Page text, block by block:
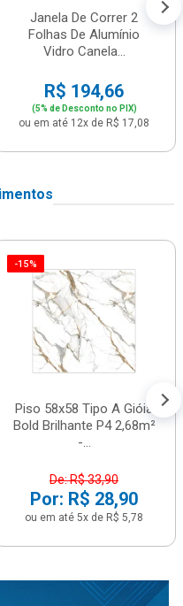
Janela De Correr 2
Folhas De Alumínio
Vidro Canela...
R$ 194,66
(5% de Desconto no PIX)
ou em até 12x de R$ 17,08
-15%
Piso 58x58 Tipo A Gióia
Bold Brilhante P4 2,68m²
-...
De: R$ 33,90
Por: R$ 28,90
ou em até 5x de R$ 5,78